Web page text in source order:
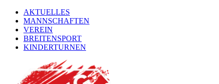
AKTUELLES
MANNSCHAFTEN
VEREIN
BREITENSPORT
KINDERTURNEN